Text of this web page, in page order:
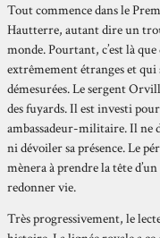
Tout commence dans le
Hautterre, autant dire un
monde. Pourtant, c’est là
extrêmement étranges et qui
démesurées. Le sergent
des fuyards. Il est investi
ambassadeur-militaire. Il ne
ni dévoiler sa présence. Le
mènera à prendre la tête
redonner vie.
Très progressivement, le